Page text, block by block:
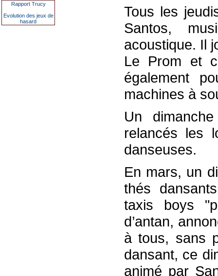
Rapport Trucy
Evolution des jeux de
hasard
Tous les
Santos,
acoustique. Il
Le Prom et
également
machines à
Un
relancés les
danseuses.
En mars, un
thés
taxis boys
d’antan,
à tous, sans
dansant, ce
animé par